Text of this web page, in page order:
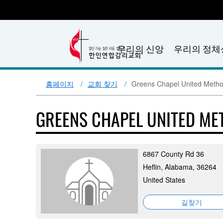
우리의 신앙 우리의 정체
홈페이지 교회 찾기 Greens Chapel United
GREENS CHAPEL UNITED
6867 County Rd 36
Heflin, Alabama, 36264
United States
길찾기